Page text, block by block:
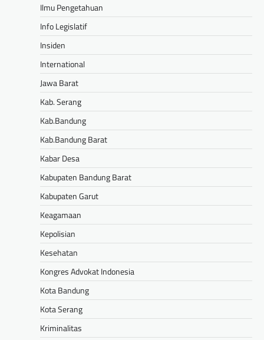
Ilmu Pengetahuan
Info Legislatif
Insiden
International
Jawa Barat
Kab. Serang
Kab.Bandung
Kab.Bandung Barat
Kabar Desa
Kabupaten Bandung Barat
Kabupaten Garut
Keagamaan
Kepolisian
Kesehatan
Kongres Advokat Indonesia
Kota Bandung
Kota Serang
Kriminalitas